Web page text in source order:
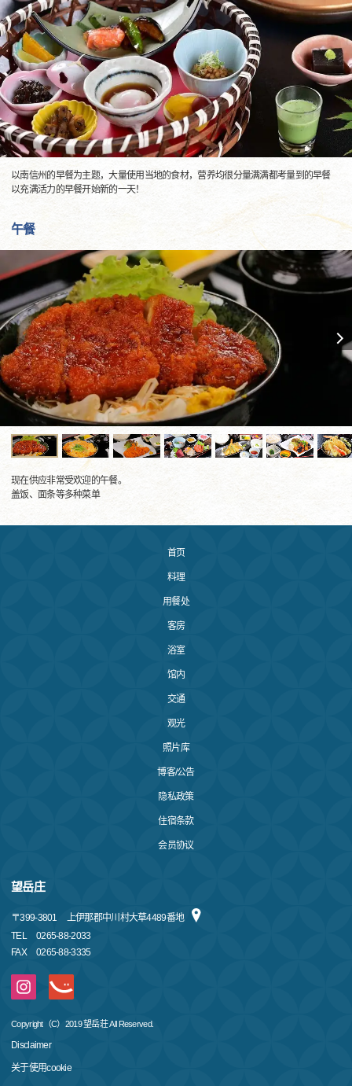
以南信州的早餐为主题，大量使用当地的食材，营养均很分量满满都考量到的早餐
以充满活力的早餐开始新的一天！
午餐
现在供应非常受欢迎的午餐。
盖饭、面条等多种菜单
首页
料理
用餐处
客房
浴室
馆内
交通
观光
照片库
博客/公告
隐私政策
住宿条款
会员协议
望岳庄
〒399-3801
上伊那郡中川村大草4489番地
TEL
0265-88-2033
FAX
0265-88-3335
Copyright（C）2019 望岳荘 All Reserved.
Disclaimer
关于使用cookie